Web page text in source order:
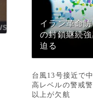
イラン革命
の封鎖継続
迫る
台風13号接近で
高レベルの警戒
以上が欠航